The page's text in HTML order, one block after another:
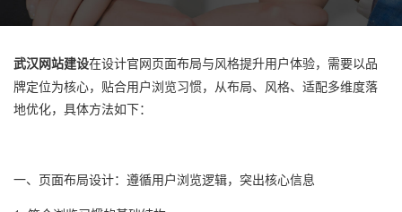
武汉网站建设在设计官网页面布局与风格提升用户体验， 需要以品
牌定位为核心，贴合用户浏览习惯，从布局、风格、适配多维度落
地优化，具体方法如下：
一、页面布局设计：遵循用户浏览逻辑，突出核心信息